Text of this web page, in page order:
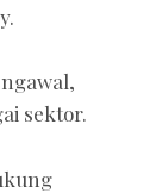
sektor.